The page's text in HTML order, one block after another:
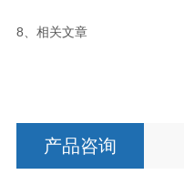
8、相关文章
产品咨询